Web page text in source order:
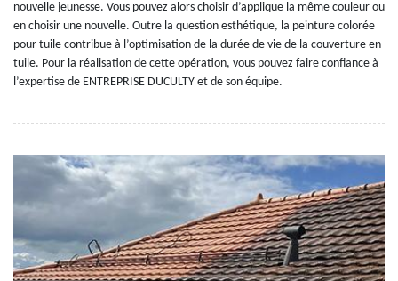
nouvelle jeunesse. Vous pouvez alors choisir d’applique la même couleur ou
en choisir une nouvelle. Outre la question esthétique, la peinture colorée
pour tuile contribue à l’optimisation de la durée de vie de la couverture en
tuile. Pour la réalisation de cette opération, vous pouvez faire confiance à
l’expertise de ENTREPRISE DUCULTY et de son équipe.